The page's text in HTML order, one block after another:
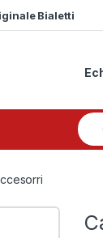
Bialetti